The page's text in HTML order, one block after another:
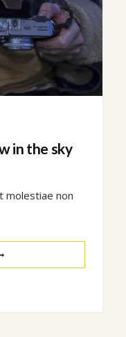
in the sky
molestiae non